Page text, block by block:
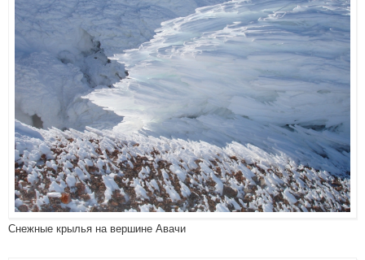
Снежные крылья на вершине Авачи